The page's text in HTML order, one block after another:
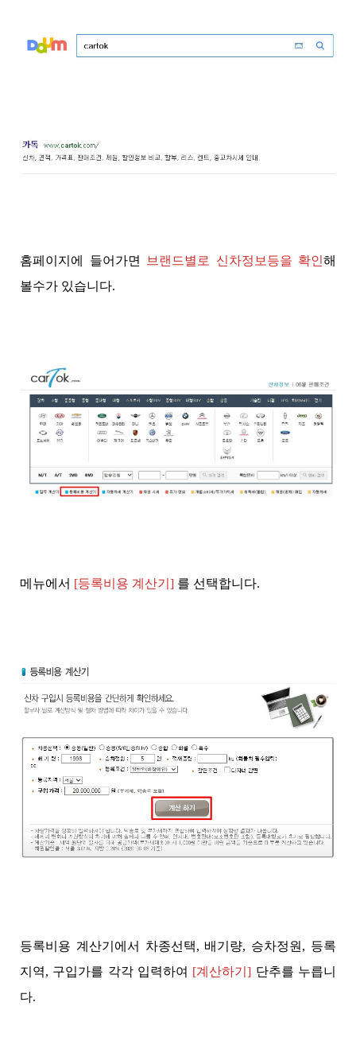
홈페이지에 들어가면 브랜드별로 신차정보등을 확인해
볼수가 있습니다.
메뉴에서 [등록비용 계산기] 를 선택합니다.
등록비용 계산기에서 차종선택, 배기량, 승차정원, 등록
지역, 구입가를 각각 입력하여 [계산하기] 단추를 누릅니
다.